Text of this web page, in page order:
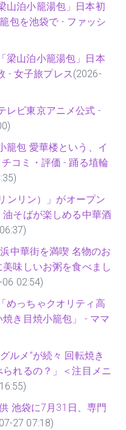
山泊小籠湯包」日本初
包を池袋で - ファッシ
梁山泊小籠湯包」日本
- 女子旅プレス(2026-
レビ東京アニメ公式 -
籠包 愛華楼という、イ
コミ・評価 - 踊る埴輪
ンリン）」がオープン
そばが楽しめる中華酒
中華街を満喫 名物のお
味しいお粥を食べまし
02:54)
めっちゃクオリティ高
き目焼小籠包」 - ママ
ルメ”が続々 回転焼き
れるの？」＜注目メニ
池袋に7月31日、専門
27 07:18)